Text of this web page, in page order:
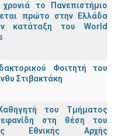
χρονιά το Πανεπιστήμιο
πρώτο στην Ελλάδα
κατάταξη του World
Φοιτητή του
Στιβακτάκη
του Τμήματος
στη θέση του
Εθνικής Αρχής